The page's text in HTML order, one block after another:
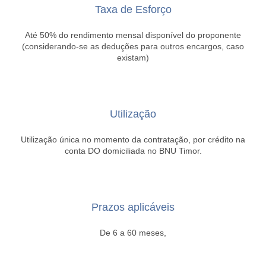
Taxa de Esforço
Até 50% do rendimento mensal disponível do proponente
(considerando-se as deduções para outros encargos, caso
existam)
Utilização
Utilização única no momento da contratação, por crédito na
conta DO domiciliada no BNU Timor.
Prazos aplicáveis
De 6 a 60 meses,